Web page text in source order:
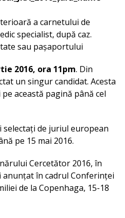
a carnetului de
specialist, după caz.
sau pașaportului
2016, ora 11pm. Din
un singur candidat. Acesta
această pagină până cel
de juriul european
pe 15 mai 2016.
Cercetător 2016, în
anunțat în cadrul Conferinței
de la Copenhaga, 15-18